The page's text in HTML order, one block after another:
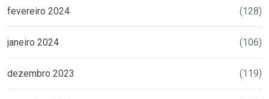
fevereiro 2024 (128)
janeiro 2024 (106)
dezembro 2023 (119)